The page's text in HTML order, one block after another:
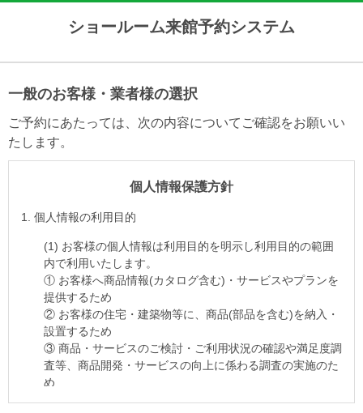
ショールーム来館予約システム
一般のお客様・業者様の選択
ご予約にあたっては、次の内容についてご確認をお願いい
たします。